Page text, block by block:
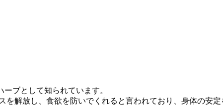
ブとして知られています。
解放し、食欲を防いでくれると言われており、身体の安